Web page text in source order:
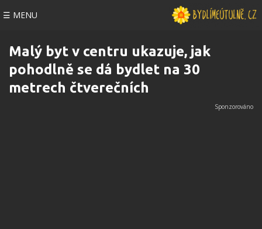
☰ MENU
Malý byt v centru ukazuje, jak
pohodlně se dá bydlet na 30
metrech čtverečních